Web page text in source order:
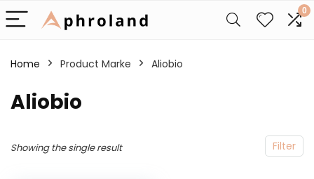
0
Home Product Marke ‎Aliobio
‎Aliobio
Filter
Showing the single result